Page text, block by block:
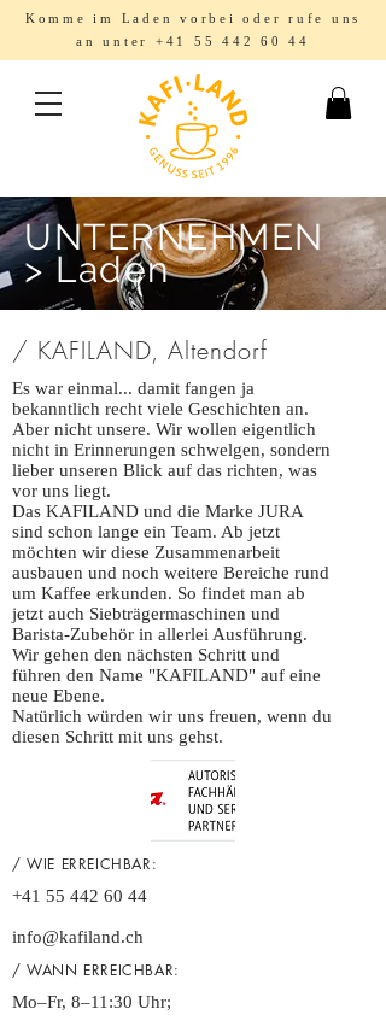
Komme im Laden vorbei oder rufe uns
an unter +41 55 442 60 44
UNTERNEHMEN
> Laden
/ KAFILAND, Altendorf
Es war einmal... damit fangen ja
bekanntlich recht viele Geschichten an.
Aber nicht unsere. Wir wollen eigentlich
nicht in Erinnerungen schwelgen, sondern
lieber unseren Blick auf das richten, was
vor uns liegt.
Das KAFILAND und die Marke JURA
sind schon lange ein Team. Ab jetzt
möchten wir diese Zusammenarbeit
ausbauen und noch weitere Bereiche rund
um Kaffee erkunden. So findet man ab
jetzt auch Siebträgermaschinen und
Barista-Zubehör in allerlei Ausführung.
Wir gehen den nächsten Schritt und
führen den Name "KAFILAND" auf eine
neue Ebene.
Natürlich würden wir uns freuen, wenn du
diesen Schritt mit uns gehst.
/ WIE ERREICHBAR:
+41 55 442 60 44
info@kafiland.ch
/ WANN ERREICHBAR:
Mo–Fr, 8–11:30 Uhr;